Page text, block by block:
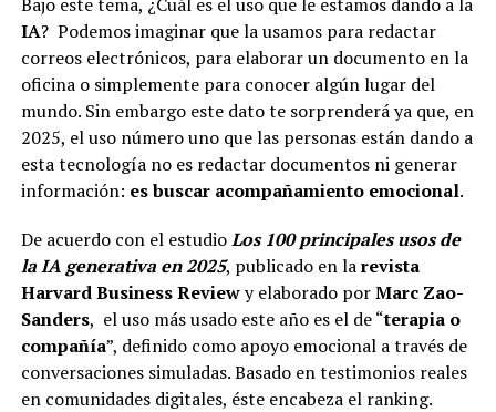
IA? Podemos imaginar que la usamos para redactar
correos electrónicos, para elaborar un documento en la
oficina o simplemente para conocer algún lugar del
mundo. Sin embargo este dato te sorprenderá ya que, en
2025, el uso número uno que las personas están dando a
esta tecnología no es redactar documentos ni generar
información: es buscar acompañamiento emocional.
De acuerdo con el estudioLos 100 principales usos de
la IA generativa en 2025, publicado en larevista
Harvard Business Reviewy elaborado porMarc Zao-
Sanders, el uso más usado este año es el de “terapia o
compañía”, definido como apoyo emocional a través de
conversaciones simuladas. Basado en testimonios reales
en comunidades digitales, éste encabeza el ranking.